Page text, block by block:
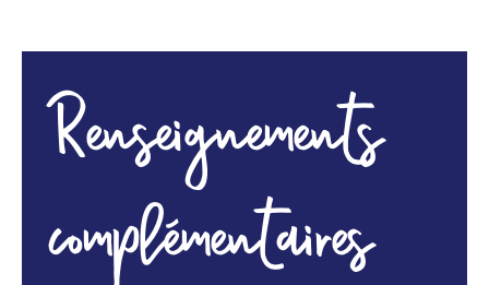
Renseignements
complémentaires